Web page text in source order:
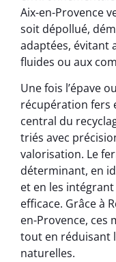
Aix-en-Provence
soit dépollué,
adaptées, évitant
fluides ou aux
Une fois l’épave
récupération fers
central du
triés avec
valorisation. Le
déterminant, en
et en les
efficace. Grâce à
en-Provence,
tout en réduisant
naturelles.